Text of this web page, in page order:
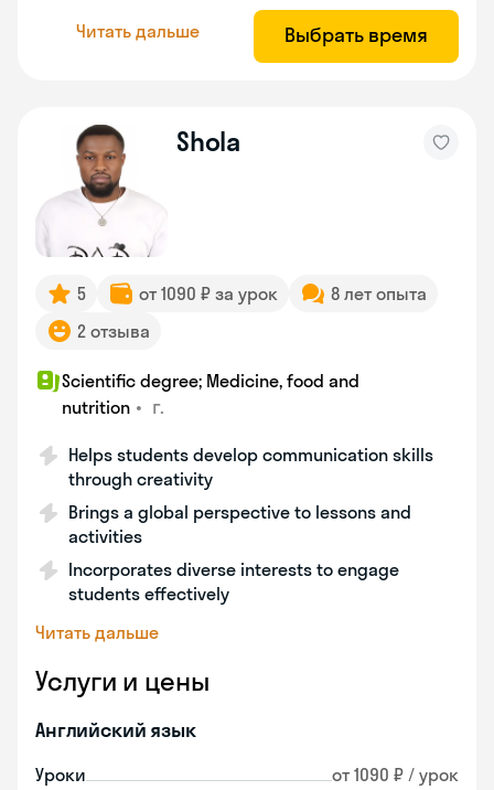
Читать дальше Выбрать время
Shola
5 от 1090 ₽ за урок
8 лет опыта
2 отзыва
Scientific degree; Medicine, food and
nutrition • г.
Helps students develop communication skills
through creativity
Brings a global perspective to lessons and
activities
Incorporates diverse interests to engage
students effectively
Читать дальше
Услуги и цены
Английский язык
Уроки от 1090 ₽ / урок